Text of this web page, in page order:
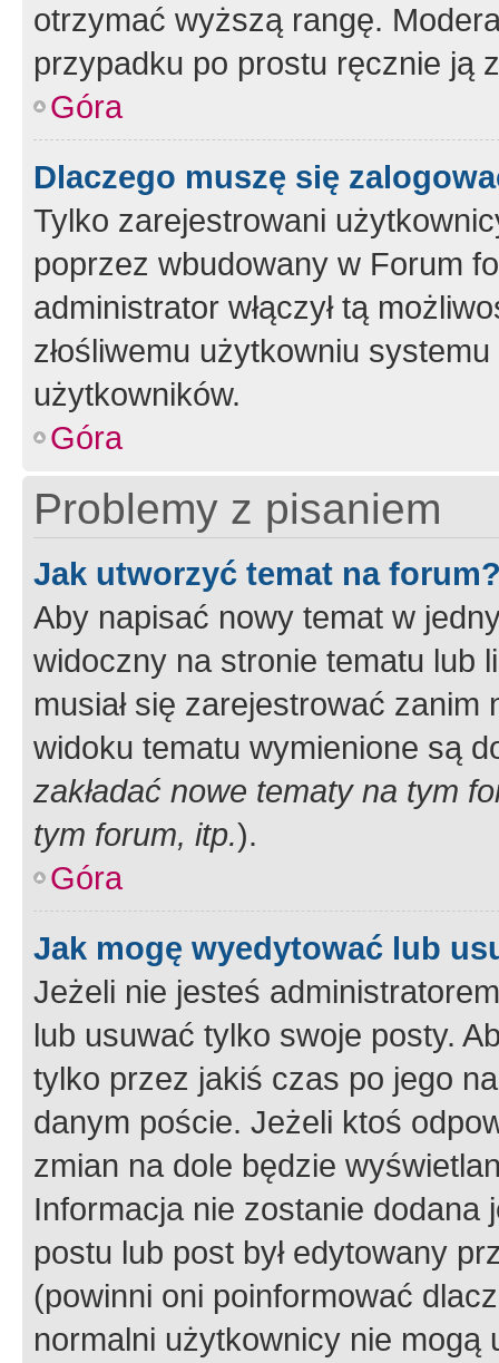
otrzymać wyższą rangę.
przypadku po prostu ręcznie ją
Góra
Dlaczego muszę się
Tylko zarejestrowani
poprzez wbudowany w Forum
administrator włączył tą
złośliwemu użytkowniu
użytkowników.
Góra
Problemy z pisaniem
Jak utworzyć temat na
Aby napisać nowy temat w
widoczny na stronie tematu lub
musiał się zarejestrować
widoku tematu wymienione są
zakładać nowe tematy na tym
tym forum, itp.).
Góra
Jak mogę wyedytować lub
Jeżeli nie jesteś
lub usuwać tylko swoje posty.
tylko przez jakiś czas po jego
danym poście. Jeżeli ktoś
zmian na dole będzie
Informacja nie zostanie dodana
postu lub post był edytowany
(powinni oni poinformować
normalni użytkownicy nie